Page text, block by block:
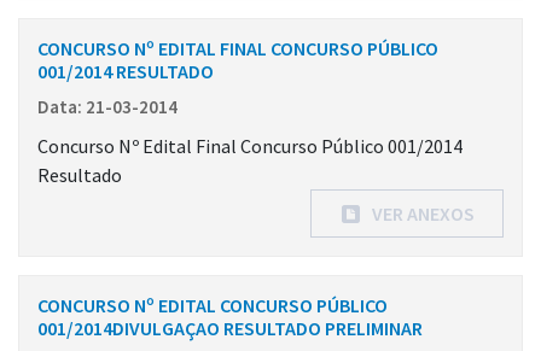
CONCURSO Nº EDITAL FINAL CONCURSO PÚBLICO
001/2014 RESULTADO
Data: 21-03-2014
Concurso Nº Edital Final Concurso Público 001/2014
Resultado
VER ANEXOS
CONCURSO Nº EDITAL CONCURSO PÚBLICO
001/2014DIVULGAÇAO RESULTADO PRELIMINAR